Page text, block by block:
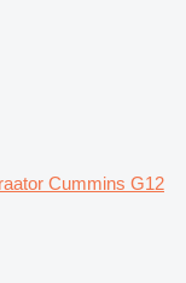
Cummins G12